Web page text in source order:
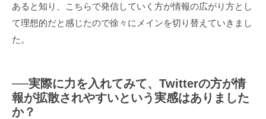
あると知り、こちらで発信していく方が情報の広がり方とし
て理想的だと感じたので徐々にメインを切り替えていきまし
た。
──実際に力を入れてみて、Twitterの方が情
報が拡散されやすいという実感はありました
か？